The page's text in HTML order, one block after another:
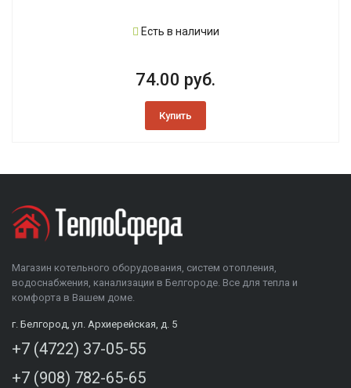
Есть в наличии
74.00 руб.
Купить
Магазин котельного оборудования, систем отопления,
водоснабжения, канализации в Белгороде. Все для тепла и
комфорта в Вашем доме.
г. Белгород, ул. Архиерейская, д. 5
+7 (4722) 37-05-55
+7 (908) 782-65-65